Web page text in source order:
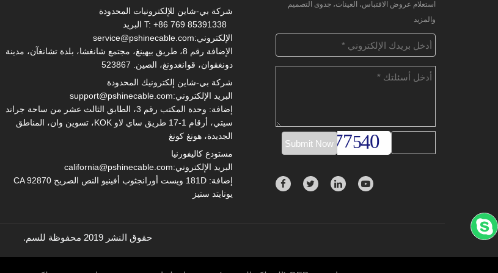
شركة بي-شاين للإلكترونيات المحدودة
T: +86 769 85391338 البريد
الإلكتروني:service@pshinecable.com
الإضافة رقم 8، طريق بيهينغ، مجتمع شانغشا، بلدة تشانغآن، مدينة
دونغقوان، قوانغدونغ، الصين. 523867
شركة بي-شاين إلكترونيك المحدودة
البريد الإلكتروني:support@pshinecable.com
إضافة: وحدة المكتب رقم 3، الطابق الثالث عشر من ساحة جراند
سيتي، أرقام 1-17 طريق ساي لاو KOK، تسوين وان، المناطق
الجديدة، هونغ كونغ
مستودع كاليفورنيا
البريد الإلكتروني:california@pshinecable.com
إضافة: 181D ويست أورانجثوب أفينيو النص الصريح CA 92870
يونايتد ستيز
استعلام عروض الاقتباس، العينات، جدوى التصميم
والمزيد
حقوق النشر 2019 محفوظة للسم.